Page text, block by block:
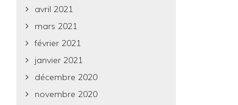
avril 2021
mars 2021
février 2021
janvier 2021
décembre 2020
novembre 2020